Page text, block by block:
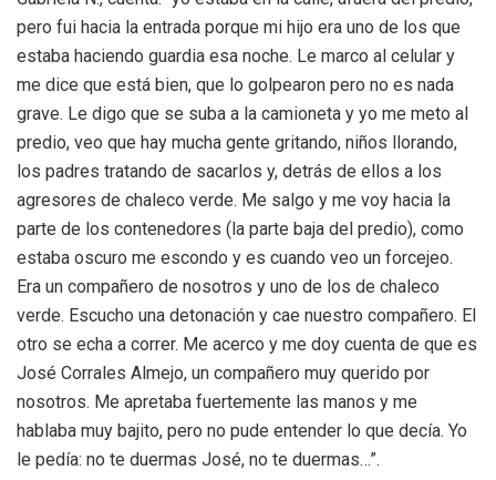
pero fui hacia la entrada porque mi hijo era uno de los que
estaba haciendo guardia esa noche. Le marco al celular y
me dice que está bien, que lo golpearon pero no es nada
grave. Le digo que se suba a la camioneta y yo me meto al
predio, veo que hay mucha gente gritando, niños llorando,
los padres tratando de sacarlos y, detrás de ellos a los
agresores de chaleco verde. Me salgo y me voy hacia la
parte de los contenedores (la parte baja del predio), como
estaba oscuro me escondo y es cuando veo un forcejeo.
Era un compañero de nosotros y uno de los de chaleco
verde. Escucho una detonación y cae nuestro compañero. El
otro se echa a correr. Me acerco y me doy cuenta de que es
José Corrales Almejo, un compañero muy querido por
nosotros. Me apretaba fuertemente las manos y me
hablaba muy bajito, pero no pude entender lo que decía. Yo
le pedía: no te duermas José, no te duermas…”.